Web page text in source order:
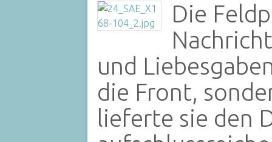
Die
und
die Front,
lieferte sie den